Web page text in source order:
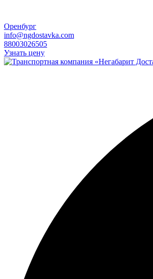
Оренбург
info@ngdostavka.com
88003026505
Узнать цену